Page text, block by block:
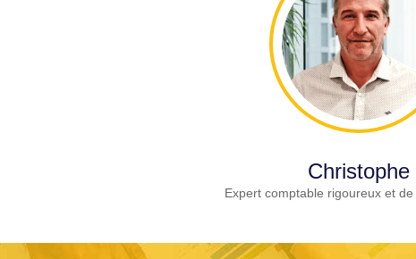
Christophe
Expert comptable rigoureux et